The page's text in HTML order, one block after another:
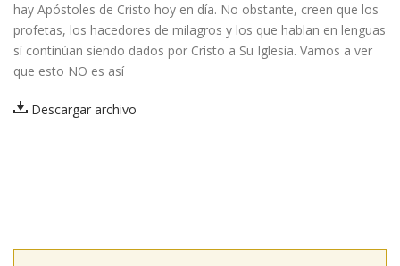
hay Apóstoles de Cristo hoy en día. No obstante, creen que los
profetas, los hacedores de milagros y los que hablan en lenguas
sí continúan siendo dados por Cristo a Su Iglesia. Vamos a ver
que esto NO es así
Descargar archivo